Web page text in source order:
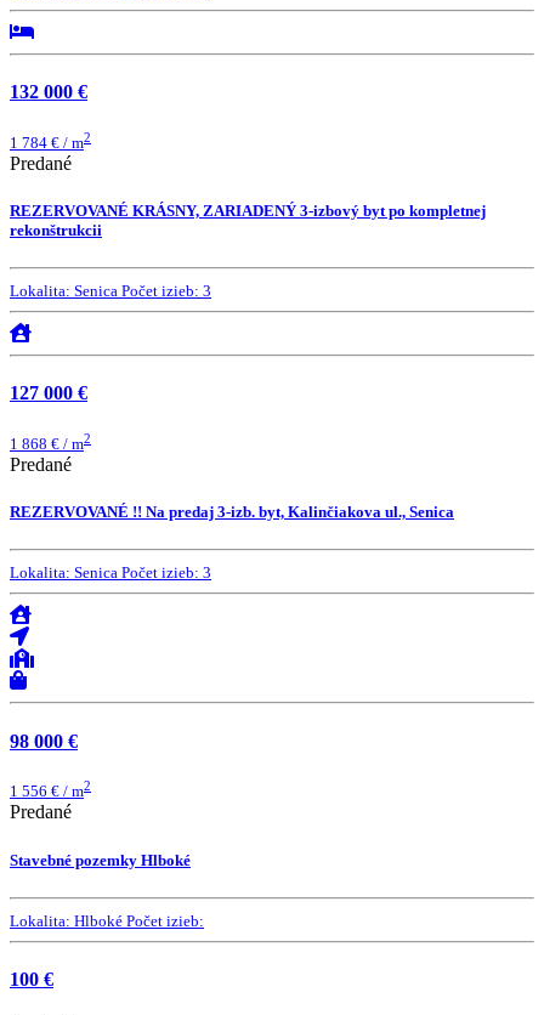
132 000 €
1 784 € / m2
Predané
REZERVOVANÉ KRÁSNY, ZARIADENÝ 3-izbový byt po kompletnej
rekonštrukcii
Lokalita: Senica Počet izieb: 3
127 000 €
1 868 € / m2
Predané
REZERVOVANÉ !! Na predaj 3-izb. byt, Kalinčiakova ul., Senica
Lokalita: Senica Počet izieb: 3
98 000 €
1 556 € / m2
Predané
Stavebné pozemky Hlboké
Lokalita: Hlboké Počet izieb:
100 €